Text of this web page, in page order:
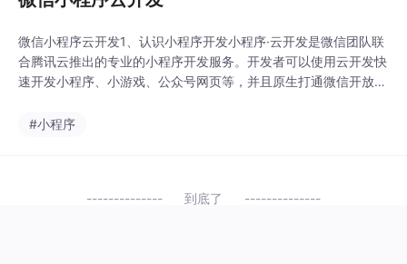
微信小程序云开发1、认识小程序开发小程序·云开发是微信团队联
合腾讯云推出的专业的小程序开发服务。开发者可以使用云开发快
速开发小程序、小游戏、公众号网页等，并且原生打通微信开放能
行业务开发小程序云开发又简称tcb，是微信官方给我们提供的基
#小程序
到底了